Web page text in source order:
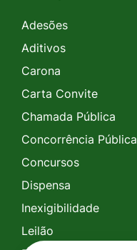
Adesões
Aditivos
Carona
Carta Convite
Chamada Pública
Concorrência Pública
Concursos
Dispensa
Inexigibilidade
Leilão